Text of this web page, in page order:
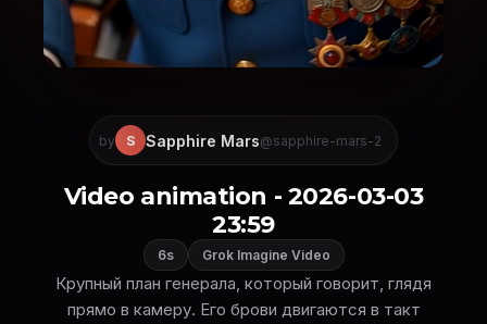
by S Sapphire Mars@sapphire-mars-2
Video animation - 2026-03-03
23:59
6s Grok Imagine Video
Крупный план генерала, который говорит, глядя
прямо в камеру. Его брови двигаются в такт